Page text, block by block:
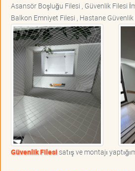
Asansör Boşluğu Filesi , Güvenlik Filesi
Balkon Emniyet Filesi , Hastane Güvenlik
Güvenlik Filesisatış ve montajı